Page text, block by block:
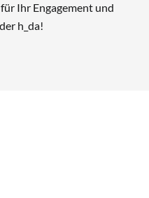
Ihr Engagement und
h_da!